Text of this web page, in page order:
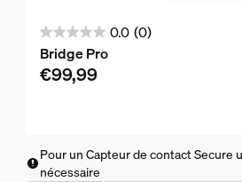
0.0 (0)
0.0
sur
5
Bridge Pro
€99,99
Pour un Capteur de contact Secure
nécessaire